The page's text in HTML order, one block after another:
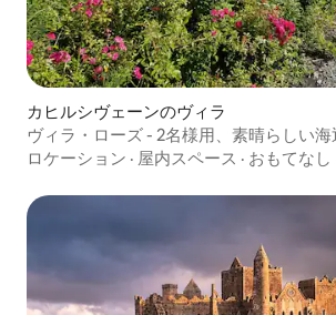
カヒルシヴェーンのヴィラ
ヴィラ・ローズ - 2名様用、素晴らしい海
ロケーション · 屋内スペース · おもてなし